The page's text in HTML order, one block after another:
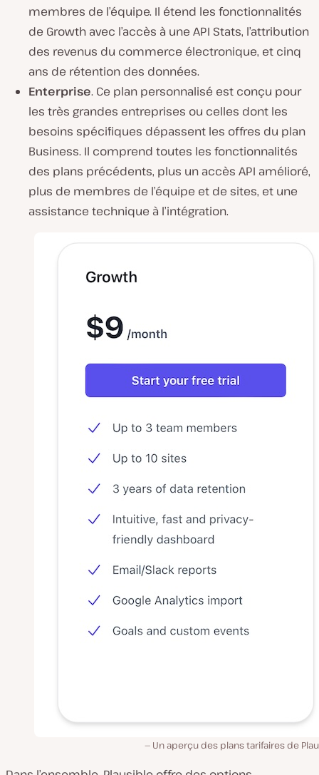
membres de l’équipe. Il étend les fonctionnalités
de Growth avec l’accès à une API Stats, l’attribution
des revenus du commerce électronique, et cinq
ans de rétention des données.
Enterprise. Ce plan personnalisé est conçu pour
les très grandes entreprises ou celles dont les
besoins spécifiques dépassent les offres du plan
Business. Il comprend toutes les fonctionnalités
des plans précédents, plus un accès API amélioré,
plus de membres de l’équipe et de sites, et une
assistance technique à l’intégration.
Un aperçu des plans tarifaires de